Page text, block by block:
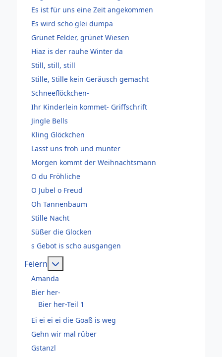
Es ist für uns eine Zeit angekommen
Es wird scho glei dumpa
Grünet Felder, grünet Wiesen
Hiaz is der rauhe Winter da
Still, still, still
Stille, Stille kein Geräusch gemacht
Schneeflöckchen-
Ihr Kinderlein kommet- Griffschrift
Jingle Bells
Kling Glöckchen
Lasst uns froh und munter
Morgen kommt der Weihnachtsmann
O du Fröhliche
O Jubel o Freud
Oh Tannenbaum
Stille Nacht
Süßer die Glocken
s Gebot is scho ausgangen
Feiern
Amanda
Bier her-
Bier her-Teil 1
Ei ei ei ei die Goaß is weg
Gehn wir mal rüber
Gstanzl